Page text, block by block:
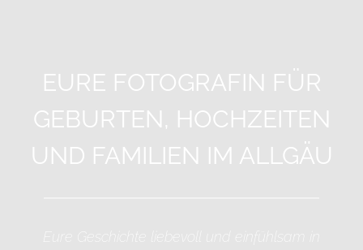
EURE FOTOGRAFIN FÜR
GEBURTEN, HOCHZEITEN
UND FAMILIEN IM ALLGÄU